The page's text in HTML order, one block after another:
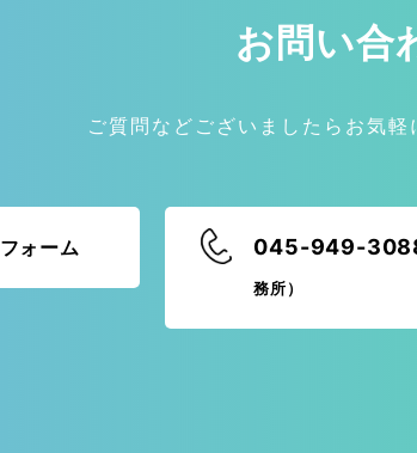
お問い合
ご質問などございましたらお気軽
フォーム 045-949-
務所）